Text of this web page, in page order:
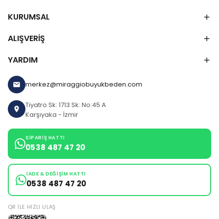
KURUMSAL
ALIŞVERİŞ
YARDIM
merkez@miraggiobuyukbeden.com
Tiyatro Sk: 1713 Sk: No:45 A
Karşıyaka - İzmir
SIPARIŞ HATTI
0538 487 47 20
İADE & DEĞIŞIM HATTI
0538 487 47 20
QR ILE HIZLI ULAŞ